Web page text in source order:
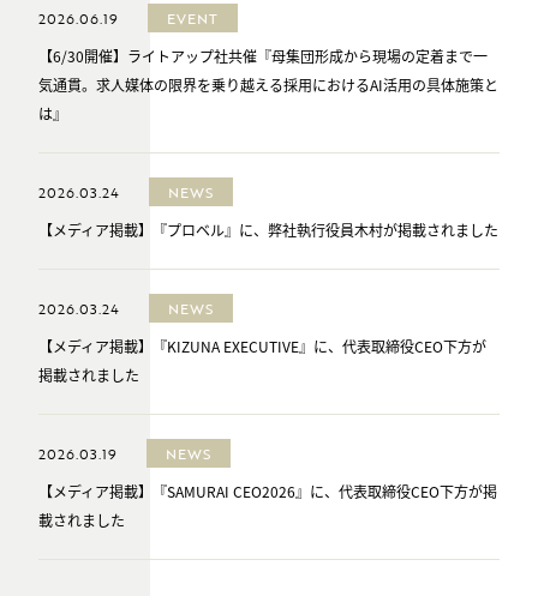
2026.06.19 EVENT
【6/30開催】ライトアップ社共催『母集団形成から現場の定着まで一
気通貫。求人媒体の限界を乗り越える採用におけるAI活用の具体施策と
は』
2026.03.24 NEWS
【メディア掲載】『プロベル』に、弊社執行役員木村が掲載されました
2026.03.24 NEWS
【メディア掲載】『KIZUNA EXECUTIVE』に、代表取締役CEO下方が
掲載されました
2026.03.19 NEWS
【メディア掲載】『SAMURAI CEO2026』に、代表取締役CEO下方が掲
載されました